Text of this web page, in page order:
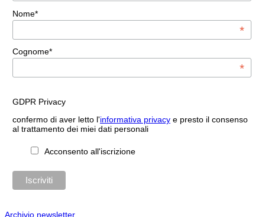
Nome*
*
Cognome*
*
GDPR Privacy
confermo di aver letto l'informativa privacye presto il consenso
al trattamento dei miei dati personali
Acconsento all'iscrizione
Archivio newsletter